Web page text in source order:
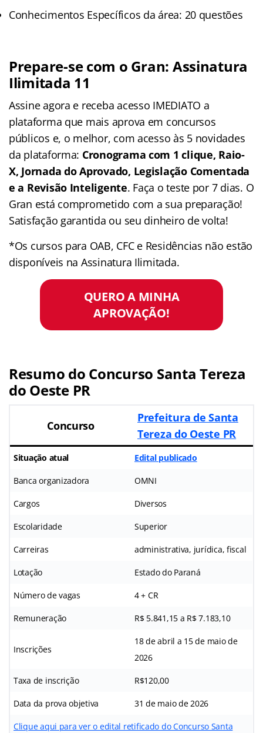
Conhecimentos Específicos da área: 20 questões
Prepare-se com o Gran: Assinatura
Ilimitada 11
Assine agora e receba acesso IMEDIATO a
plataforma que mais aprova em concursos
públicos e, o melhor, com acesso às 5 novidades
da plataforma: Cronograma com 1 clique, Raio-
X, Jornada do Aprovado, Legislação Comentada
e a Revisão Inteligente. Faça o teste por 7 dias. O
Gran está comprometido com a sua preparação!
Satisfação garantida ou seu dinheiro de volta!
*Os cursos para OAB, CFC e Residências não estão
disponíveis na Assinatura Ilimitada.
QUERO A MINHA
APROVAÇÃO!
Resumo do Concurso Santa Tereza
do Oeste PR
Concurso
Prefeitura de Santa
Tereza do Oeste PR
Situação atual Edital publicado
Banca organizadora OMNI
Cargos Diversos
Escolaridade Superior
Carreiras administrativa, jurídica, fiscal
Lotação Estado do Paraná
Número de vagas 4 + CR
Remuneração R$ 5.841,15 a R$ 7.183,10
Inscrições
18 de abril a 15 de maio de
2026
Taxa de inscrição R$120,00
Data da prova objetiva 31 de maio de 2026
Clique aqui para ver o edital retificado do Concurso Santa